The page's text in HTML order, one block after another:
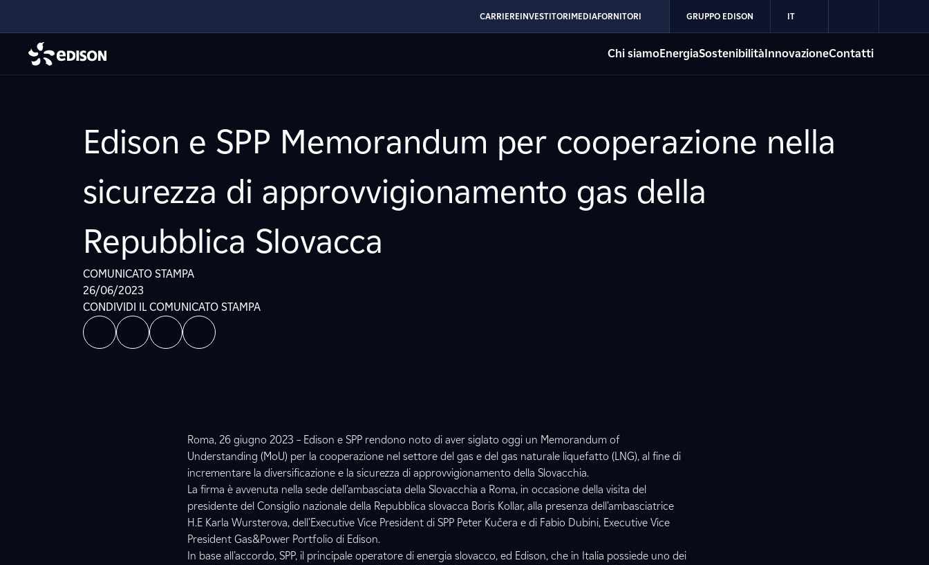
CARRIEREINVESTITORIMEDIAFORNITORI GRUPPO EDISON IT
Chi siamoEnergiaSostenibilitàInnovazioneContatti
Edison e SPP Memorandum per cooperazione nella
sicurezza di approvvigionamento gas della
Repubblica Slovacca
COMUNICATO STAMPA
26/06/2023
CONDIVIDI IL COMUNICATO STAMPA
Roma, 26 giugno 2023 – Edison e SPP rendono noto di aver siglato oggi un Memorandum of
Understanding (MoU) per la cooperazione nel settore del gas e del gas naturale liquefatto (LNG), al fine di
incrementare la diversificazione e la sicurezza di approvvigionamento della Slovacchia.
La firma è avvenuta nella sede dell’ambasciata della Slovacchia a Roma, in occasione della visita del
presidente del Consiglio nazionale della Repubblica slovacca Boris Kollar, alla presenza dell’ambasciatrice
H.E Karla Wursterova, dell’Executive Vice President di SPP Peter Kučera e di Fabio Dubini, Executive Vice
President Gas&Power Portfolio di Edison.
In base all’accordo, SPP, il principale operatore di energia slovacco, ed Edison, che in Italia possiede uno dei